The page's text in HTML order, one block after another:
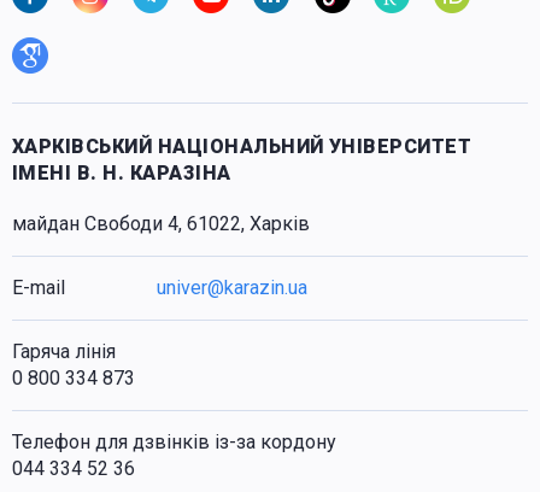
ХАРКІВСЬКИЙ НАЦІОНАЛЬНИЙ УНІВЕРСИТЕТ
ІМЕНІ В. Н. КАРАЗІНА
майдан Свободи 4, 61022, Харків
E-mail univer@karazin.ua
Гаряча лінія
0 800 334 873
Телефон для дзвінків із-за кордону
044 334 52 36